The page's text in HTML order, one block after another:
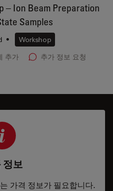
– Ion Beam Preparation
Samples
•
Workshop
추가
추가 정보 요청
정보
가격 정보가 필요합니다.